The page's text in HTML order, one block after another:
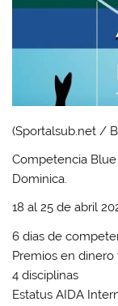
(Sportalsub.net /
Competencia
Dominica.
18 al 25 de abril
6 dias de
Premios en dinero
4 disciplinas
Estatus AIDA